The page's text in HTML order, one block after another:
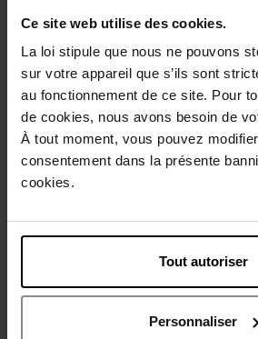
Ce site web utilise des cookies.
La loi stipule que nous ne pouvons
sur votre appareil que s’ils sont
au fonctionnement de ce site. Pour
de cookies, nous avons besoin de
À tout moment, vous pouvez
consentement dans la présente
cookies.
Tout autoriser
Personnaliser
HUGO BOSS
Eau de Toilette
Alive